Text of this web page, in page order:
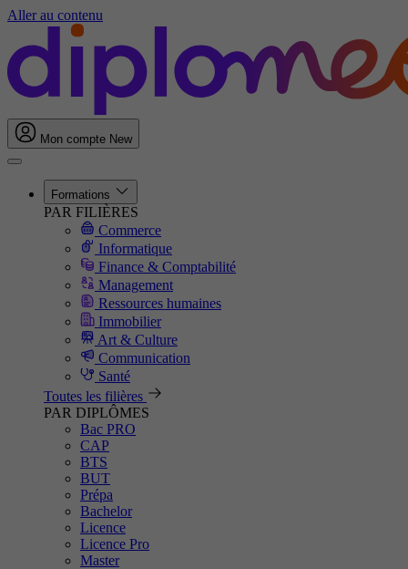
Aller au contenu
Mon compte New
Formations
PAR FILIÈRES
Commerce
Informatique
Finance & Comptabilité
Management
Ressources humaines
Immobilier
Art & Culture
Communication
Santé
Toutes les filières
PAR DIPLÔMES
Bac PRO
CAP
BTS
BUT
Prépa
Bachelor
Licence
Licence Pro
Master